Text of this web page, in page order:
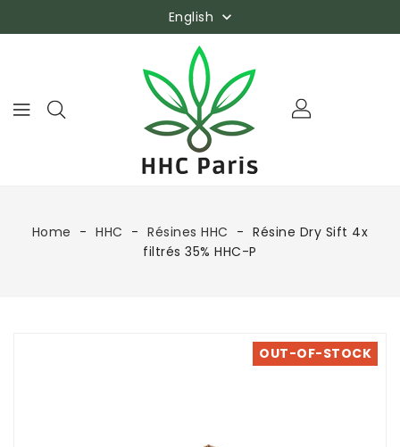
English 
Home HHC Résines HHC
Résine Dry Sift 4x
filtrés 35% HHC-P
OUT-OF-STOCK